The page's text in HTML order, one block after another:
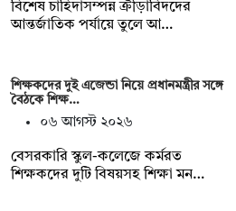
বিশেষ চাহিদাসম্পন্ন ক্রীড়াবিদদের
আন্তর্জাতিক পর্যায়ে তুলে আ…
শিক্ষকদের দুই এজেন্ডা নিয়ে প্রধানমন্ত্রীর সঙ্গে
বৈঠকে শিক্ষ…
০৬ আগস্ট ২০২৬
বেসরকারি স্কুল-কলেজে কর্মরত
শিক্ষকদের দুটি বিষয়সহ শিক্ষা মন…